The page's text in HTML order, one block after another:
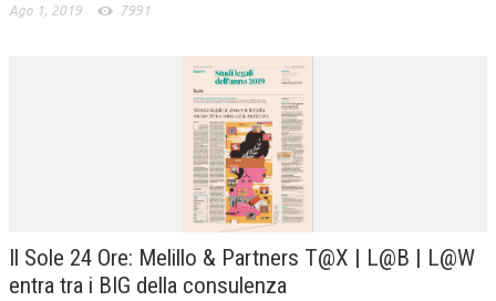
Ago 1, 2019 7991
Il Sole 24 Ore: Melillo & Partners T@X | L@B | L@W
entra tra i BIG della consulenza